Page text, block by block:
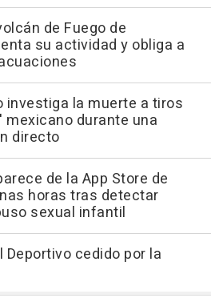
de Fuego de
su actividad y obliga a
investiga la muerte a tiros
mexicano durante una
directo
de la App Store de
horas tras detectar
sexual infantil
Deportivo cedido por la